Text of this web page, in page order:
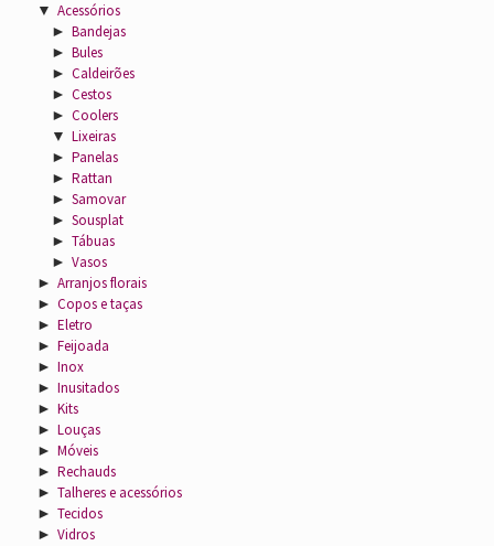
▼ Acessórios
► Bandejas
► Bules
► Caldeirões
► Cestos
► Coolers
▼ Lixeiras
► Panelas
► Rattan
► Samovar
► Sousplat
► Tábuas
► Vasos
► Arranjos florais
► Copos e taças
► Eletro
► Feijoada
► Inox
► Inusitados
► Kits
► Louças
► Móveis
► Rechauds
► Talheres e acessórios
► Tecidos
► Vidros